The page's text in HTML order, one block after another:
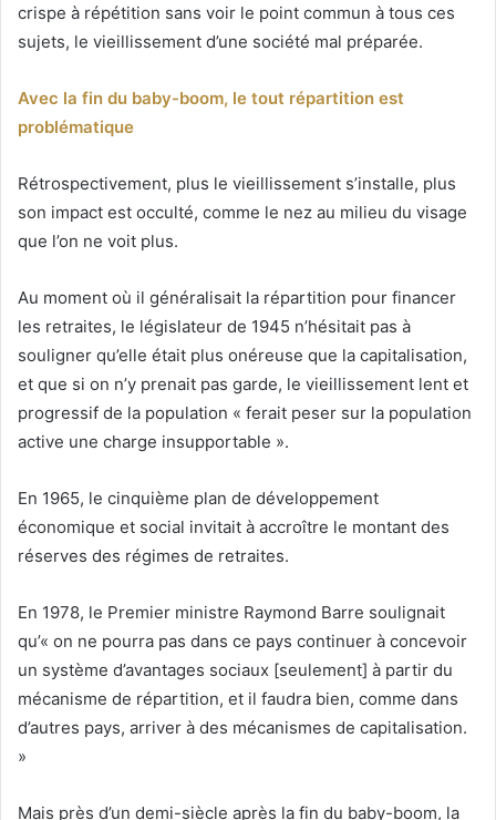
crispe à répétition sans voir le point commun à tous ces
sujets, le vieillissement d’une société mal préparée.
Avec la fin du baby-boom, le tout répartition est
problématique
Rétrospectivement, plus le vieillissement s’installe, plus
son impact est occulté, comme le nez au milieu du visage
que l’on ne voit plus.
Au moment où il généralisait la répartition pour financer
les retraites, le législateur de 1945 n’hésitait pas à
souligner qu’elle était plus onéreuse que la capitalisation,
et que si on n’y prenait pas garde, le vieillissement lent et
progressif de la population « ferait peser sur la population
active une charge insupportable ».
En 1965, le cinquième plan de développement
économique et social invitait à accroître le montant des
réserves des régimes de retraites.
En 1978, le Premier ministre Raymond Barre soulignait
qu’« on ne pourra pas dans ce pays continuer à concevoir
un système d’avantages sociaux [seulement] à partir du
mécanisme de répartition, et il faudra bien, comme dans
d’autres pays, arriver à des mécanismes de capitalisation.
»
Mais près d’un demi-siècle après la fin du baby-boom, la